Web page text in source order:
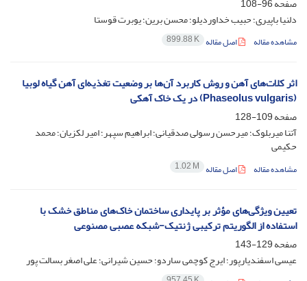
دلنیا باپیری؛ حبیب خداوردیلو؛ محسن برین؛ یوبرت قوستا
مشاهده مقاله اصل مقاله 899.88 K
اثر کلات‌های آهن و روش کاربرد آن‌ها بر وضعیت تغذیه‌ای آهن گیاه لوبیا
(Phaseolus vulgaris) در یک خاک آهکی
صفحه109-128
آتنا میربلوک؛ میرحسن رسولی صدقیانی؛ ابراهیم سپهر؛ امیر لکزیان؛ محمد
حکیمی
مشاهده مقاله اصل مقاله 1.02 M
تعیین ویژگی‌های مؤثر بر پایداری ساختمان خاک‌های مناطق خشک با
استفاده از الگوریتم ترکیبی ژنتیک-شبکه عصبی مصنوعی
صفحه129-143
عیسی اسفندیارپور؛ ایرج کوچمی ساردو؛ حسین شیرانی؛ علی اصغر بسالت پور